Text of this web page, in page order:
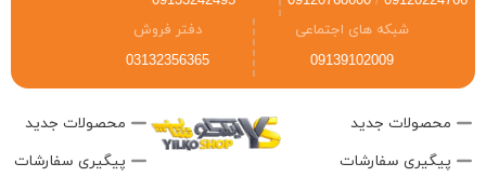
دفتر فروش
03132356365
شبکه های اجتماعی
09139102009
محصولات جدید
پیگیری سفارشات
محصولات جدید
پیگیری سفارشات